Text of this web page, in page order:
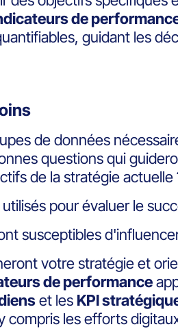
de
guidant les
de données
questions qui
de la stratégie actuelle
pour évaluer le
susceptibles
votre stratégie et
de performance
et les KPI
compris les efforts